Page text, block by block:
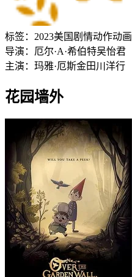
标签： 2023美国 剧情动作动画
导演： 厄尔·A·希伯特吴怡君
主演： 玛雅·厄斯金田川洋行
花园墙外